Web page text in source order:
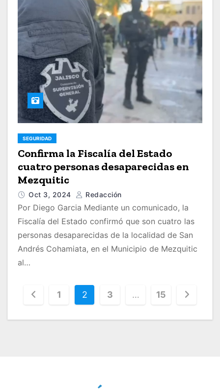
SEGURIDAD
Confirma la Fiscalía del Estado
cuatro personas desaparecidas en
Mezquitic
Oct 3, 2024 Redacción
Por Diego Garcia Mediante un comunicado, la
Fiscalía del Estado confirmó que son cuatro las
personas desaparecidas de la localidad de San
Andrés Cohamiata, en el Municipio de Mezquitic
al…
1 2 3 … 15